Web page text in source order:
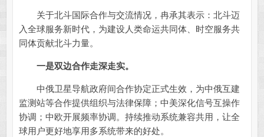
关于北斗国际合作与交流情况，冉承其表示：北斗迈
入全球服务新时代，为建设人类命运共同体、时空服务共
同体贡献北斗力量。
一是双边合作走深走实。
中俄卫星导航政府间合作协定正式生效，为中俄互建
监测站等合作提供组织与法律保障；中美深化信号互操作
协调；中欧开展频率协调。持续推动系统兼容共用，让全
球用户更好地享用多系统带来的好处。